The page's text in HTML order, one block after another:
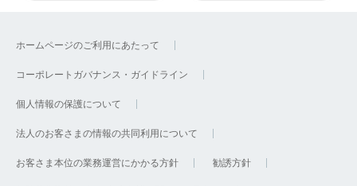
ホームページのご利用にあたって
コーポレートガバナンス・ガイドライン
個人情報の保護について
法人のお客さまの情報の共同利用について
お客さま本位の業務運営にかかる方針 勧誘方針